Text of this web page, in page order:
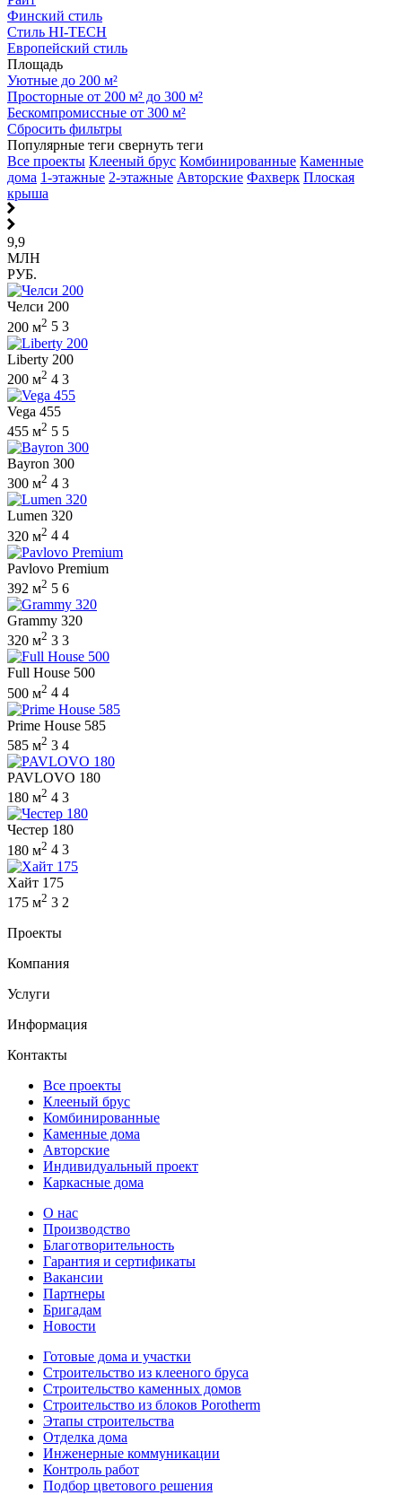
Финский стиль
Стиль HI-TECH
Европейский стиль
Площадь
Уютные до 200 м²
Просторные от 200 м² до 300 м²
Бескомпромиссные от 300 м²
Сбросить фильтры
Популярные теги свернуть теги
Все проекты Клееный брус Комбинированные Каменные
дома 1-этажные 2-этажные Авторские Фахверк Плоская
крыша
9,9
МЛН
РУБ.
Челси 200
200 м2 5 3
Liberty 200
200 м2 4 3
Vega 455
455 м2 5 5
Bayron 300
300 м2 4 3
Lumen 320
320 м2 4 4
Pavlovo Premium
392 м2 5 6
Grammy 320
320 м2 3 3
Full House 500
500 м2 4 4
Prime House 585
585 м2 3 4
PAVLOVO 180
180 м2 4 3
Честер 180
180 м2 4 3
Хайт 175
175 м2 3 2
Проекты
Компания
Услуги
Информация
Контакты
Все проекты
Клееный брус
Комбинированные
Каменные дома
Авторские
Индивидуальный проект
Каркасные дома
О нас
Производство
Благотворительность
Гарантия и сертификаты
Вакансии
Партнеры
Бригадам
Новости
Готовые дома и участки
Строительство из клееного бруса
Строительство каменных домов
Строительство из блоков Porotherm
Этапы строительства
Отделка дома
Инженерные коммуникации
Контроль работ
Подбор цветового решения